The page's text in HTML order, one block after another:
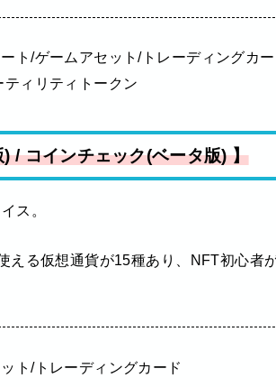
ト/ゲームアセット/トレーディングカ
ィリティトークン
/ コインチェック(ベータ版) 】
ス。
える仮想通貨が15種あり、NFT初心者
ト/トレーディングカード